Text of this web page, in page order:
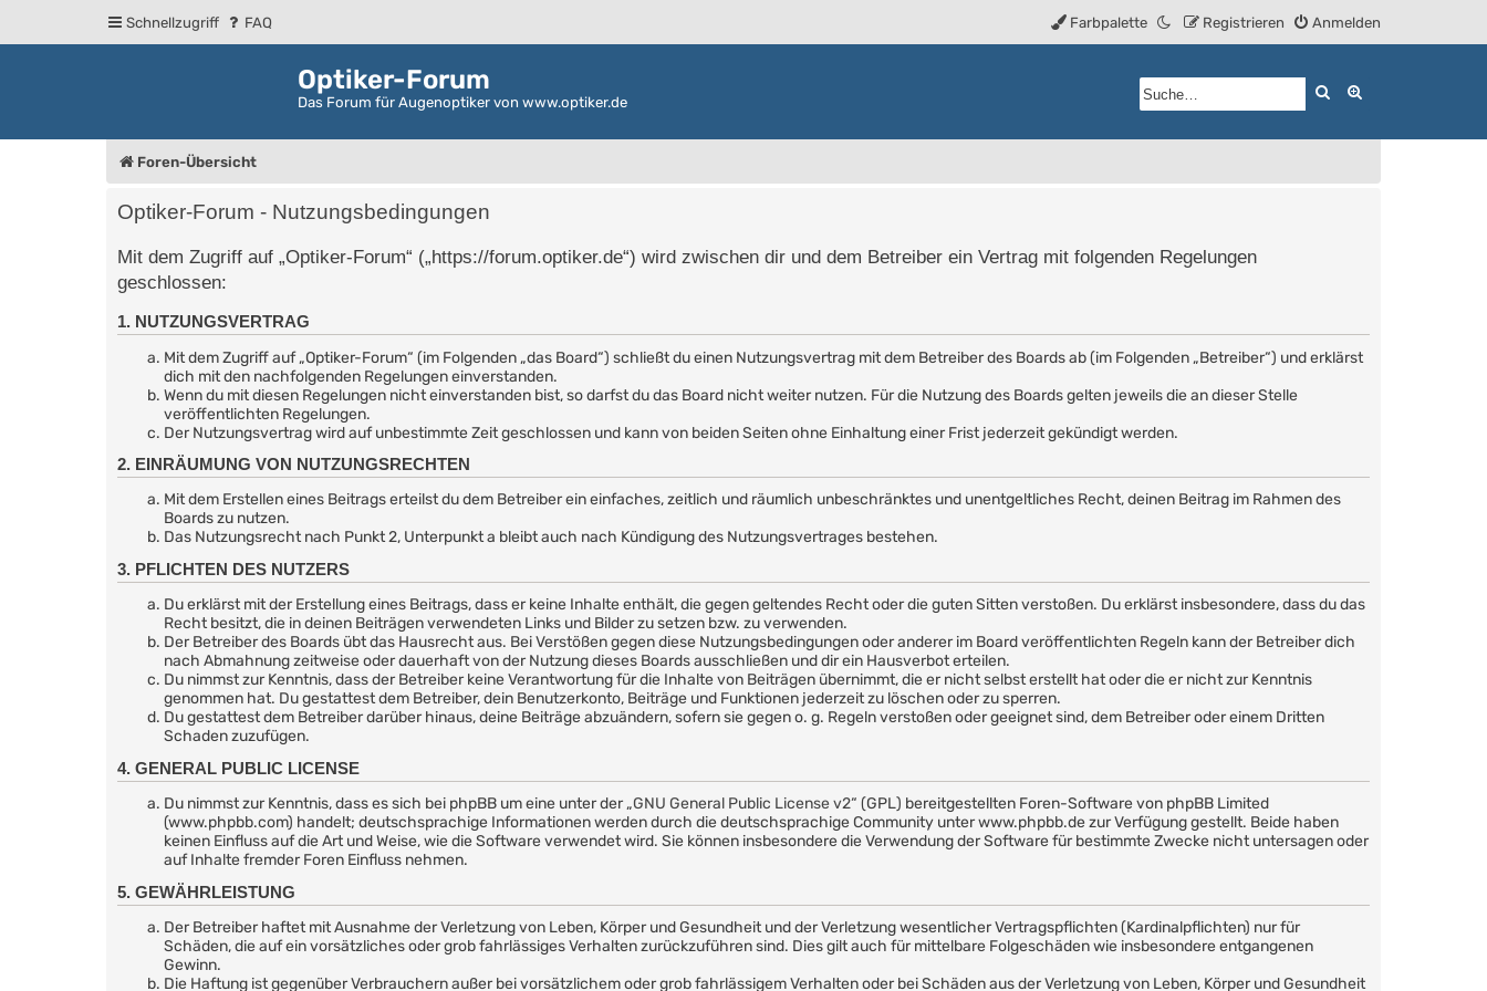
Schnellzugriff FAQ Anmelden
Registrieren
Farbpalette
Optiker-Forum
Das Forum für Augenoptiker von www.optiker.de
Suche
Foren-Übersicht
Optiker-Forum - Nutzungsbedingungen
Mit dem Zugriff auf „Optiker-Forum“ („https://forum.optiker.de“) wird zwischen dir und dem Betreiber ein Vertrag mit folgenden Regelungen
geschlossen:
1. NUTZUNGSVERTRAG
Mit dem Zugriff auf „Optiker-Forum“ (im Folgenden „das Board“) schließt du einen Nutzungsvertrag mit dem Betreiber des Boards ab (im Folgenden „Betreiber“) und erklärst
dich mit den nachfolgenden Regelungen einverstanden.
Wenn du mit diesen Regelungen nicht einverstanden bist, so darfst du das Board nicht weiter nutzen. Für die Nutzung des Boards gelten jeweils die an dieser Stelle
veröffentlichten Regelungen.
Der Nutzungsvertrag wird auf unbestimmte Zeit geschlossen und kann von beiden Seiten ohne Einhaltung einer Frist jederzeit gekündigt werden.
2. EINRÄUMUNG VON NUTZUNGSRECHTEN
Mit dem Erstellen eines Beitrags erteilst du dem Betreiber ein einfaches, zeitlich und räumlich unbeschränktes und unentgeltliches Recht, deinen Beitrag im Rahmen des
Boards zu nutzen.
Das Nutzungsrecht nach Punkt 2, Unterpunkt a bleibt auch nach Kündigung des Nutzungsvertrages bestehen.
3. PFLICHTEN DES NUTZERS
Du erklärst mit der Erstellung eines Beitrags, dass er keine Inhalte enthält, die gegen geltendes Recht oder die guten Sitten verstoßen. Du erklärst insbesondere, dass du das
Recht besitzt, die in deinen Beiträgen verwendeten Links und Bilder zu setzen bzw. zu verwenden.
Der Betreiber des Boards übt das Hausrecht aus. Bei Verstößen gegen diese Nutzungsbedingungen oder anderer im Board veröffentlichten Regeln kann der Betreiber dich
nach Abmahnung zeitweise oder dauerhaft von der Nutzung dieses Boards ausschließen und dir ein Hausverbot erteilen.
Du nimmst zur Kenntnis, dass der Betreiber keine Verantwortung für die Inhalte von Beiträgen übernimmt, die er nicht selbst erstellt hat oder die er nicht zur Kenntnis
genommen hat. Du gestattest dem Betreiber, dein Benutzerkonto, Beiträge und Funktionen jederzeit zu löschen oder zu sperren.
Du gestattest dem Betreiber darüber hinaus, deine Beiträge abzuändern, sofern sie gegen o. g. Regeln verstoßen oder geeignet sind, dem Betreiber oder einem Dritten
Schaden zuzufügen.
4. GENERAL PUBLIC LICENSE
Du nimmst zur Kenntnis, dass es sich bei phpBB um eine unter der „GNU General Public License v2“ (GPL) bereitgestellten Foren-Software von phpBB Limited
(www.phpbb.com) handelt; deutschsprachige Informationen werden durch die deutschsprachige Community unter www.phpbb.de zur Verfügung gestellt. Beide haben
keinen Einfluss auf die Art und Weise, wie die Software verwendet wird. Sie können insbesondere die Verwendung der Software für bestimmte Zwecke nicht untersagen oder
auf Inhalte fremder Foren Einfluss nehmen.
5. GEWÄHRLEISTUNG
Der Betreiber haftet mit Ausnahme der Verletzung von Leben, Körper und Gesundheit und der Verletzung wesentlicher Vertragspflichten (Kardinalpflichten) nur für
Schäden, die auf ein vorsätzliches oder grob fahrlässiges Verhalten zurückzuführen sind. Dies gilt auch für mittelbare Folgeschäden wie insbesondere entgangenen
Gewinn.
Die Haftung ist gegenüber Verbrauchern außer bei vorsätzlichem oder grob fahrlässigem Verhalten oder bei Schäden aus der Verletzung von Leben, Körper und Gesundheit